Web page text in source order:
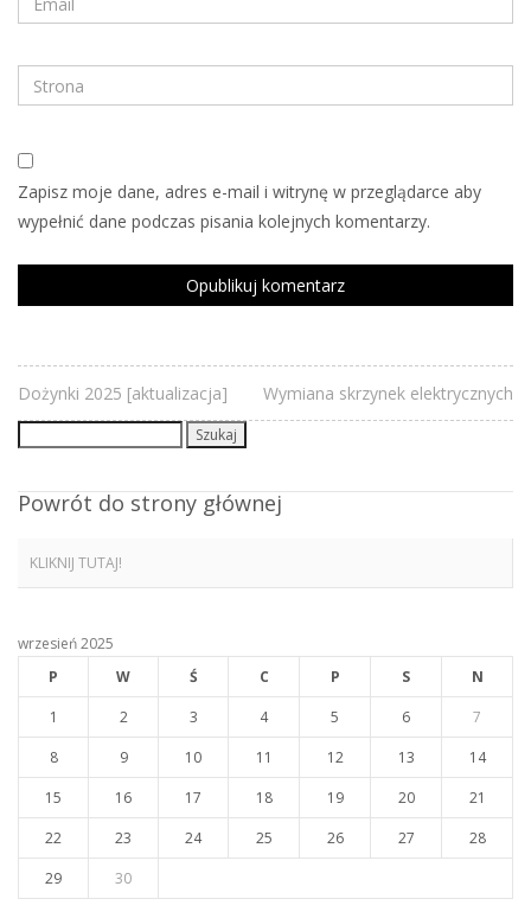
Zapisz moje dane, adres e-mail i witrynę w przeglądarce aby
wypełnić dane podczas pisania kolejnych komentarzy.
Dożynki 2025 [aktualizacja] Wymiana skrzynek elektrycznych
Powrót do strony głównej
KLIKNIJ TUTAJ!
wrzesień 2025
P
W Ś C P S
N
1
2 3 4 5 6
7
8
9 10 11 12 13
14
15
16 17 18 19 20
21
22
23 24 25 26 27
28
29
30